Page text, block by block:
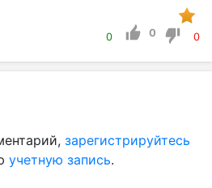
0 0 0
зарегистрируйтесь
учетную запись.